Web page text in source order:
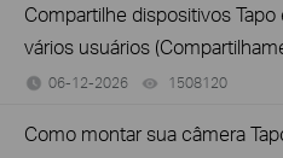
Compartilhe dispositivos
vários usuários
06-12-2026 1508120
Como montar sua câmera